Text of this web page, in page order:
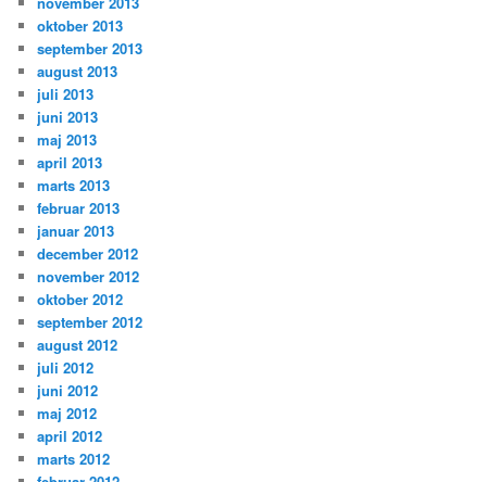
oktober 2013
september 2013
august 2013
juli 2013
juni 2013
maj 2013
april 2013
marts 2013
februar 2013
januar 2013
december 2012
november 2012
oktober 2012
september 2012
august 2012
juli 2012
juni 2012
maj 2012
april 2012
marts 2012